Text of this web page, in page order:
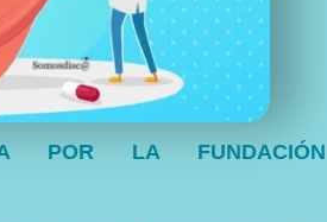
POR LA FUNDACIÓN